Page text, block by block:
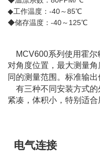
◆工作温度：-40～85℃
◆储存温度：-40～125℃
MCV600系列使用霍尔
对角度位置，最大测量
同的测量范围。 标准输出
有三种不同安装方式的
紧凑，体积小，特别适合
电气连接